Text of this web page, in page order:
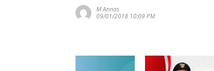
M Annas
09/01/2018 10:09 PM